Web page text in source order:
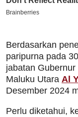
Berdasarkan
paripurna pada
jabatan
Maluku Utara Al
Desember 2024
Perlu diketahui,